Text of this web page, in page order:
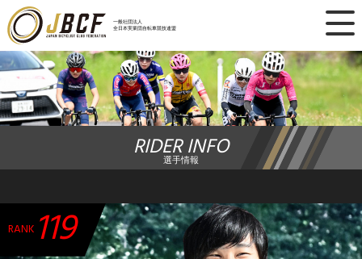
一般社団法人
全日本実業団自転車競技連盟
×
ニュース
レース日程
ランキング
チーム・選手
RIDER INFO
選手情報
RANK 119